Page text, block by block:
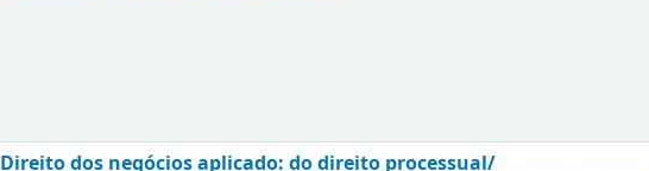
Direito dos negócios aplicado: do direito processual/